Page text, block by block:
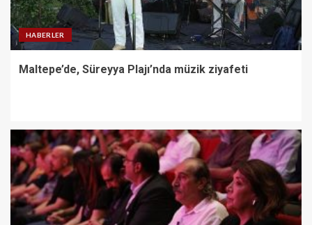
HABERLER
Maltepe’de, Süreyya Plajı’nda müzik ziyafeti